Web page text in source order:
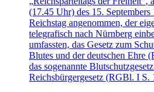
(17.45 Uhr) des 15.
Reichstag angenommen, der
telegrafisch nach Nürnberg
umfassten, das Gesetz zum
Blutes und der deutschen Ehre
das sogenannte
Reichsbürgergesetz (RGBl. I S.